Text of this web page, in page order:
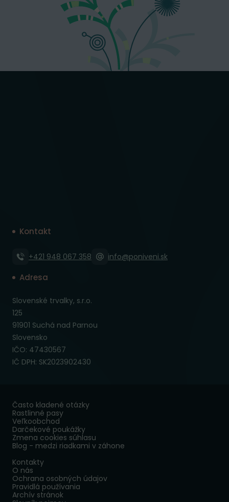
Kontakt
+421 948 067 358 info@poniveni.sk
Adresa
Slovenské trvalky, s.r.o.
125
91901 Suchá nad Parnou
Slovensko
IČO: 47430567
IČ DPH: SK2023902430
Často kladené otázky
Rastlinné pasy
Veľkoobchod
Darčekové poukážky
Zmena cookies súhlasu
Blog - medzi riadkami v záhone
Kontakty
O nás
Ochrana osobných údajov
Pravidlá používania
Archív stránok